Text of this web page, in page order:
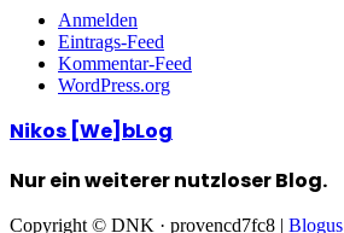
Anmelden
Eintrags-Feed
Kommentar-Feed
WordPress.org
Nikos [We]bLog
Nur ein weiterer nutzloser Blog.
Copyright © DNK · provencd7fc8 | Blogus